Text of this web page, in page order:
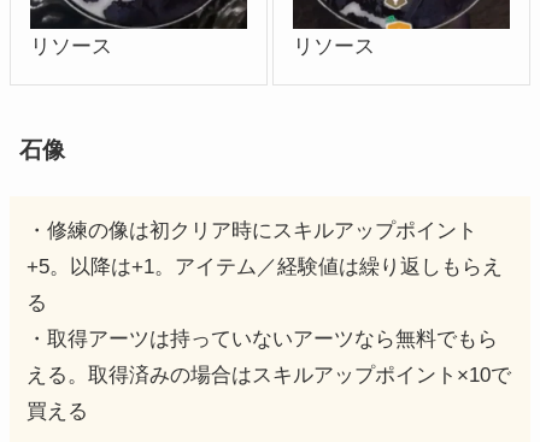
リソース リソース
石像
・修練の像は初クリア時にスキルアップポイント
+5。以降は+1。アイテム／経験値は繰り返しもらえ
る
・取得アーツは持っていないアーツなら無料でもら
える。取得済みの場合はスキルアップポイント×10で
買える